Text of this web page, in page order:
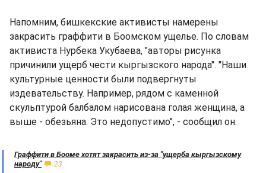
Напомним, бишкекские активисты намерены
закрасить граффити в Боомском ущелье. По словам
активиста Нурбека Укубаева, "авторы рисунка
причинили ущерб чести кыргызского народа". "Наши
культурные ценности были подвергнуты
издевательству. Например, рядом с каменной
скульптурой балбалом нарисована голая женщина, а
выше - обезьяна. Это недопустимо", - сообщил он.
Граффити в Бооме хотят закрасить из-за "ущерба кыргызскому
народу"
23